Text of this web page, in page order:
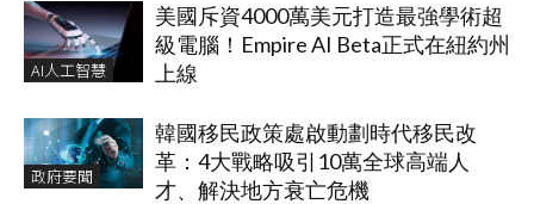
AI人工智慧
美國斥資4000萬美元打造最強學術超
級電腦！Empire AI Beta正式在紐約州
上線
政府要聞
韓國移民政策處啟動劃時代移民改
革：4大戰略吸引10萬全球高端人
才、解決地方衰亡危機